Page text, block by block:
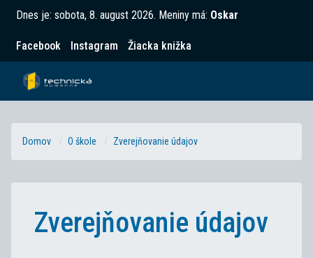
Dnes je: sobota, 8. august 2026. Meniny má: Oskar
Facebook Instagram Žiacka knižka
Domov O škole Zverejňovanie údajov
Zverejňovanie údajov